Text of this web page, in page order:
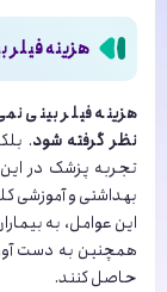
هزینه
هزینه فیلر بینی
نظر گرفته شود.
تجربه پزشک در این
بهداشتی و آموزشی
این عوامل، به
همچنین به دست
حاصل کنند.